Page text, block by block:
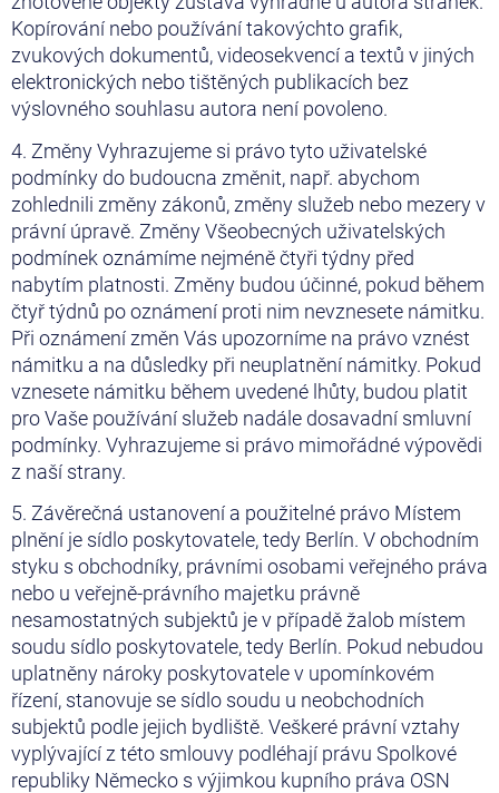
Kopírování nebo používání takovýchto grafik,
zvukových dokumentů, videosekvencí a textů v jiných
elektronických nebo tištěných publikacích bez
výslovného souhlasu autora není povoleno.
4. Změny Vyhrazujeme si právo tyto uživatelské
podmínky do budoucna změnit, např. abychom
zohlednili změny zákonů, změny služeb nebo mezery v
právní úpravě. Změny Všeobecných uživatelských
podmínek oznámíme nejméně čtyři týdny před
nabytím platnosti. Změny budou účinné, pokud během
čtyř týdnů po oznámení proti nim nevznesete námitku.
Při oznámení změn Vás upozorníme na právo vznést
námitku a na důsledky při neuplatnění námitky. Pokud
vznesete námitku během uvedené lhůty, budou platit
pro Vaše používání služeb nadále dosavadní smluvní
podmínky. Vyhrazujeme si právo mimořádné výpovědi
z naší strany.
5. Závěrečná ustanovení a použitelné právo Místem
plnění je sídlo poskytovatele, tedy Berlín. V obchodním
styku s obchodníky, právními osobami veřejného práva
nebo u veřejně-právního majetku právně
nesamostatných subjektů je v případě žalob místem
soudu sídlo poskytovatele, tedy Berlín. Pokud nebudou
uplatněny nároky poskytovatele v upomínkovém
řízení, stanovuje se sídlo soudu u neobchodních
subjektů podle jejich bydliště. Veškeré právní vztahy
vyplývající z této smlouvy podléhají právu Spolkové
republiky Německo s výjimkou kupního práva OSN